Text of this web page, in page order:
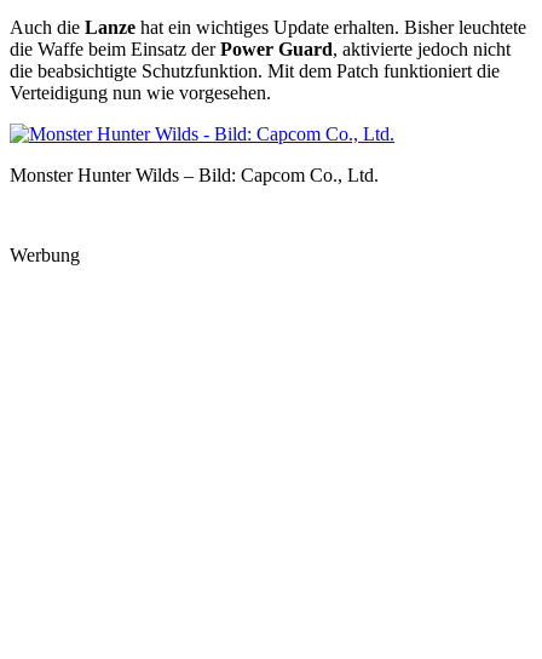
Auch die Lanze hat ein wichtiges Update erhalten. Bisher leuchtete
die Waffe beim Einsatz derPower Guard, aktivierte jedoch nicht
die beabsichtigte Schutzfunktion. Mit dem Patch funktioniert die
Verteidigung nun wie vorgesehen.
Monster Hunter Wilds – Bild: Capcom Co., Ltd.
Werbung